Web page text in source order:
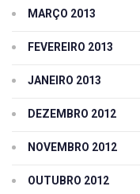
MARÇO 2013
FEVEREIRO 2013
JANEIRO 2013
DEZEMBRO 2012
NOVEMBRO 2012
OUTUBRO 2012